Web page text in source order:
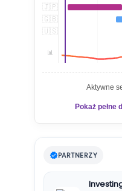
🇯🇵
🇬🇧
🇺🇸
📊
Aktywne
Pokaż pełne
PARTNERZY